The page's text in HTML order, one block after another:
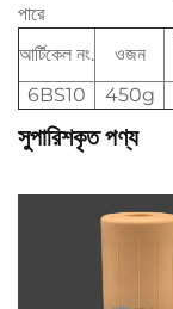
পারে
আর্টিকেল নং.
ওজন
6BS10
450g
সুপারিশকৃত পণ্য